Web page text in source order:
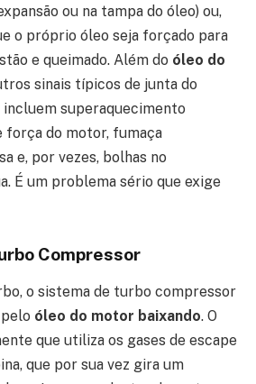
ou na tampa do óleo) ou,
o próprio óleo seja forçado para
e queimado. Além do óleo do
sinais típicos de junta do
superaquecimento
força do motor, fumaça
e, por vezes, bolhas no
É um problema sério que exige
Compressor
o sistema de turbo compressor
óleo do motor baixando. O
que utiliza os gases de escape
que por sua vez gira um